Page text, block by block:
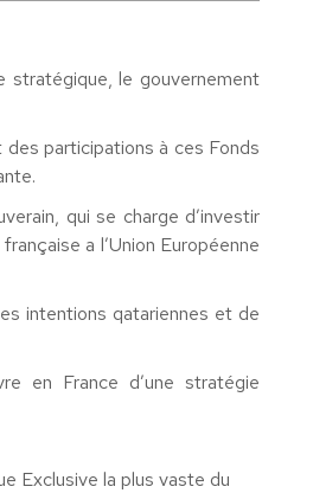
stratégique, le gouvernement
participations à ces Fonds
qui se charge d’investir
a l’Union Européenne
intentions qatariennes et de
en France d’une stratégie
Exclusive la plus vaste du